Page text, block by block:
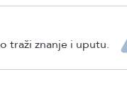
traži znanje i uputu.